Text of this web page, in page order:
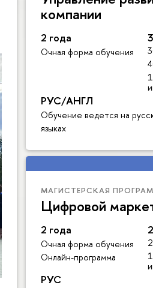
компании
2 года
Очная форма обучения
РУС/АНГЛ
Обучение ведется на
языках
МАГИСТЕРСКАЯ
Цифровой
2 года
Очная форма обучения
Онлайн-программа
РУС